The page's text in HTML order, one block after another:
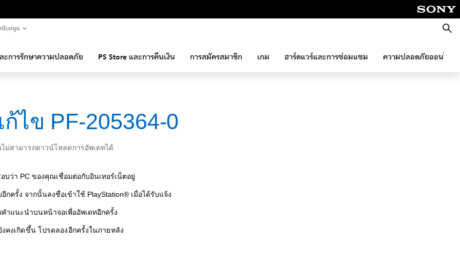
นับสนุน ค้นหา
การรักษาความปลอดภัย PS Store และการคืนเงิน การสมัครสมาชิก เกม ฮาร์ดแวร์และการซ่อมแซม ความปลอดภัยออนไลน์
ไข PF-205364-0
ม่สามารถดาวน์โหลดการอัพเดทได้
บว่า PC ของคุณเชื่อมต่อกับอินเทอร์เน็ตอยู่
อีกครั้ง จากนั้นลงชื่อเข้าใช้ PlayStation® เมื่อได้รับแจ้ง
ำแนะนำบนหน้าจอเพื่ออัพเดทอีกครั้ง
คงเกิดขึ้น โปรดลองอีกครั้งในภายหลัง